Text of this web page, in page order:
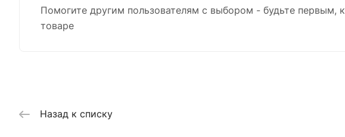
Помогите другим пользователям с выбором - будьте первым,
товаре
Назад к списку